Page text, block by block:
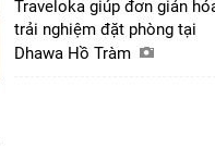
Traveloka giúp đơn giản
trải nghiệm đặt phòng tại
Dhawa Hồ Tràm